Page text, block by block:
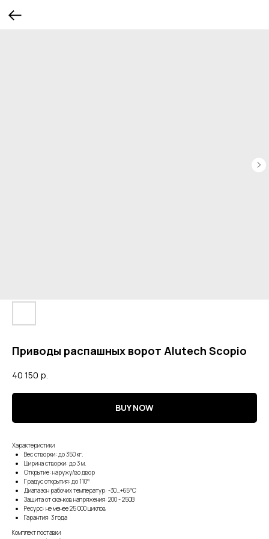
Приводы распашных ворот Alutech Scopio
40 150 р.
BUY NOW
Характеристики
Вес створки: до 350 кг.
Ширина створки: до 3 м.
Открытие: наружу/во двор
Градус открытия: до 110°
Диапазон рабочих температур: -30…+65°С
Защита от скачков напряжения: 200 - 250В
Ресурс: не менее 25 000 циклов
Гарантия: 3 года
Комплект поставки